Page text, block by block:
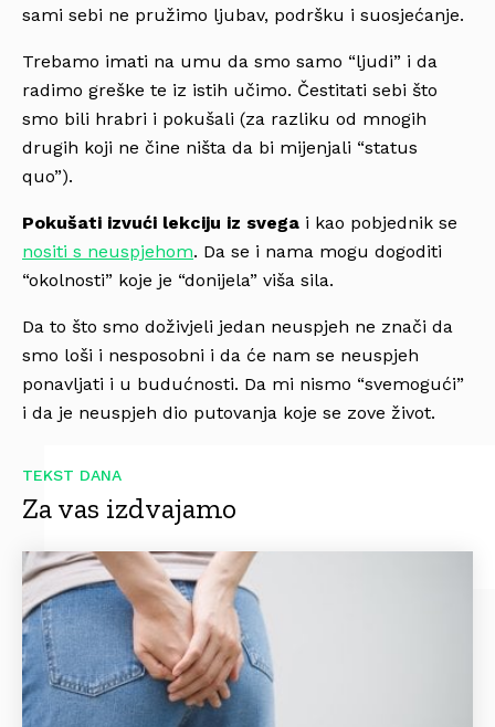
sami sebi ne pružimo ljubav, podršku i suosjećanje.
Trebamo imati na umu da smo samo “ljudi” i da
radimo greške te iz istih učimo. Čestitati sebi što
smo bili hrabri i pokušali (za razliku od mnogih
drugih koji ne čine ništa da bi mijenjali “status
quo”).
Pokušati izvući lekciju iz svega i kao pobjednik se
nositi s neuspjehom. Da se i nama mogu dogoditi
“okolnosti” koje je “donijela” viša sila.
Da to što smo doživjeli jedan neuspjeh ne znači da
smo loši i nesposobni i da će nam se neuspjeh
ponavljati i u budućnosti. Da mi nismo “svemogući”
i da je neuspjeh dio putovanja koje se zove život.
TEKST DANA
Za vas izdvajamo